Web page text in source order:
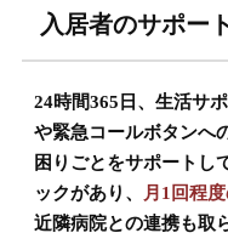
入居者のサポート
24時間365日、生活サ
や緊急コールボタンへ
困りごとをサポートし
ックがあり、
月1回程
近隣病院との連携も取